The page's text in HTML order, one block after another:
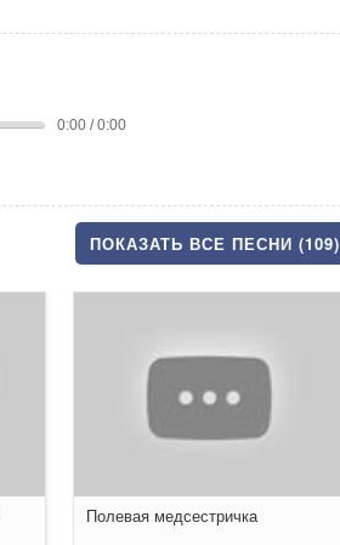
0:00 / 0:00
ПОКАЗАТЬ ВСЕ ПЕСНИ (109)
Полевая медсестричка